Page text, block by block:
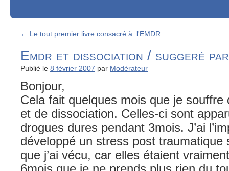
← Le tout premier livre consacré à l'EMDR
Emdr et dissociation / suggeré
Publié le 8 février 2007 par Modérateur
Bonjour,
Cela fait quelques mois que je souffre
et de dissociation. Celles-ci sont
drogues dures pendant 3mois. J’ai
développé un stress post traumatique
que j’ai vécu, car elles étaient